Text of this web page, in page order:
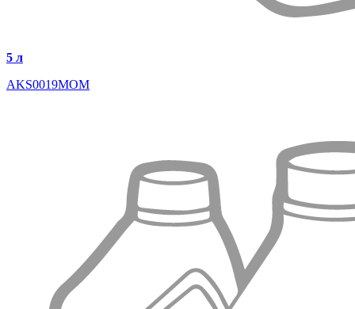
5 л
AKS0019MOM